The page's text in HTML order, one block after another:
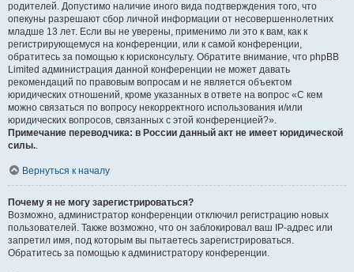
родителей. Допустимо наличие иного вида подтверждения того, что
опекуны разрешают сбор личной информации от несовершеннолетних
младше 13 лет. Если вы не уверены, применимо ли это к вам, как к
регистрирующемуся на конференции, или к самой конференции,
обратитесь за помощью к юрисконсульту. Обратите внимание, что phpBB
Limited администрация данной конференции не может давать
рекомендаций по правовым вопросам и не является объектом
юридических отношений, кроме указанных в ответе на вопрос «С кем
можно связаться по вопросу некорректного использования и/или
юридических вопросов, связанных с этой конференцией?».
Примечание переводчика: в России данный акт не имеет юридической
силы..
Вернуться к началу
Почему я не могу зарегистрироваться?
Возможно, администратор конференции отключил регистрацию новых
пользователей. Также возможно, что он заблокировал ваш IP-адрес или
запретил имя, под которым вы пытаетесь зарегистрироваться.
Обратитесь за помощью к администратору конференции.